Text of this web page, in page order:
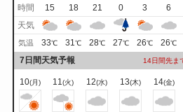
時間
15 18 21 0 3 6
天気
気温 33℃ 31℃ 28℃ 27℃ 26℃ 26℃
7日間天気予報 14日間先ま
10(月) 11(火) 12(水) 13(木) 14(金)